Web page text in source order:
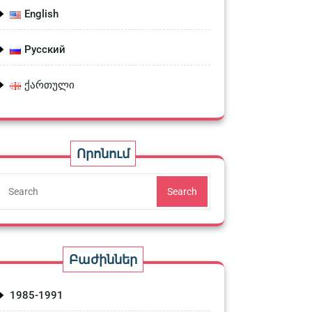
English
Русский
ქართული
Որոնում
Search
Բաժիններ
1985-1991